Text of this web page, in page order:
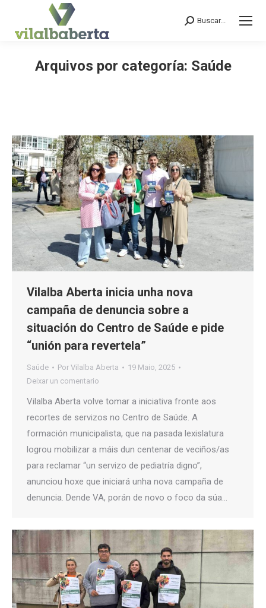
Search:
Buscar...
Arquivos por categoría: Saúde
Vilalba Aberta inicia unha nova
campaña de denuncia sobre a
situación do Centro de Saúde e pide
“unión para revertela”
Saúde Por Vilalba Aberta
19 Maio, 2025
Deixar un comentario
Vilalba Aberta volve tomar a iniciativa fronte aos
recortes de servizos no Centro de Saúde. A
formación municipalista, que na pasada lexislatura
logrou mobilizar a máis dun centenar de veciños/as
para reclamar “un servizo de pediatría digno”,
anunciou hoxe que iniciará unha nova campaña de
denuncia. Dende VA, porán de novo o foco da súa…